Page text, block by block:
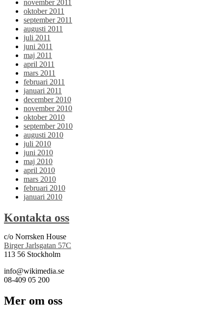
november 2011
oktober 2011
september 2011
augusti 2011
juli 2011
juni 2011
maj 2011
april 2011
mars 2011
februari 2011
januari 2011
december 2010
november 2010
oktober 2010
september 2010
augusti 2010
juli 2010
juni 2010
maj 2010
april 2010
mars 2010
februari 2010
januari 2010
Kontakta oss
c/o Norrsken House
Birger Jarlsgatan 57C
113 56 Stockholm
info@wikimedia.se
08-409 05 200
Mer om oss